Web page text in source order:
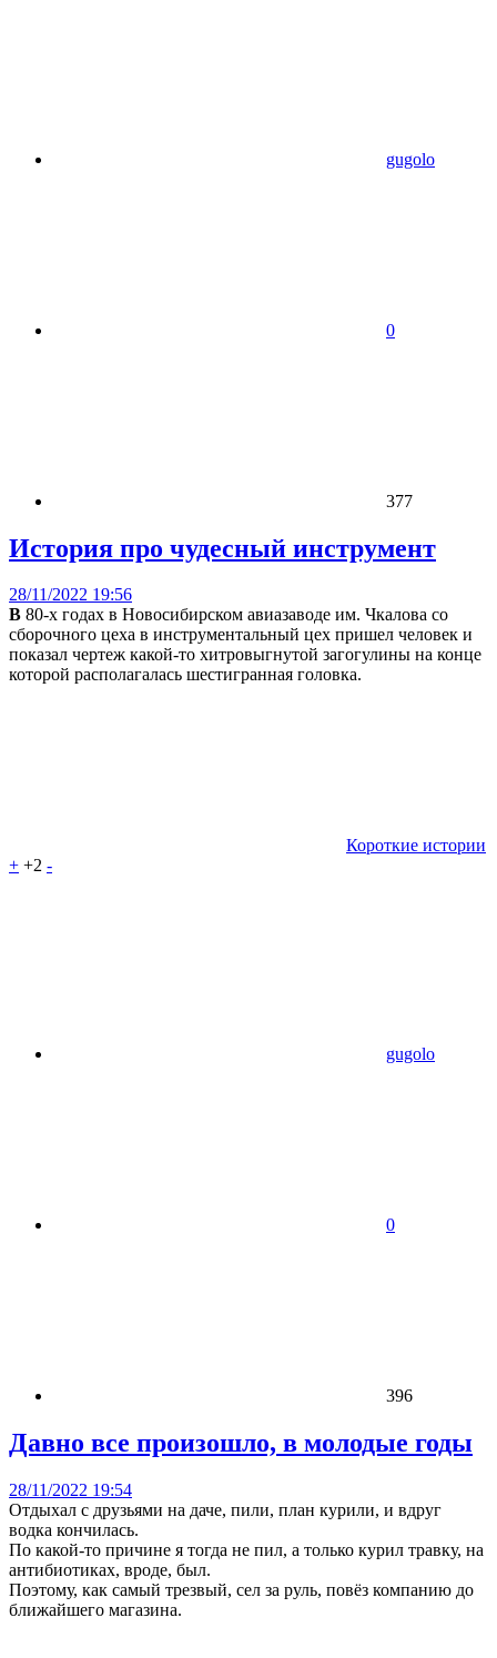
gugolo
0
377
История про чудесный инструмент
28/11/2022 19:56
В 80-х годах в Новосибирском авиазаводе им. Чкалова со
сборочного цеха в инструментальный цех пришел человек и
показал чертеж какой-то хитровыгнутой загогулины на конце
которой располагалась шестигранная головка.
Короткие истории
+ +2 -
gugolo
0
396
Давно все произошло, в молодые годы
28/11/2022 19:54
Отдыхал с друзьями на даче, пили, план курили, и вдруг
водка кончилась.
По какой-то причине я тогда не пил, а только курил травку, на
антибиотиках, вроде, был.
Поэтому, как самый трезвый, сел за руль, повёз компанию до
ближайшего магазина.